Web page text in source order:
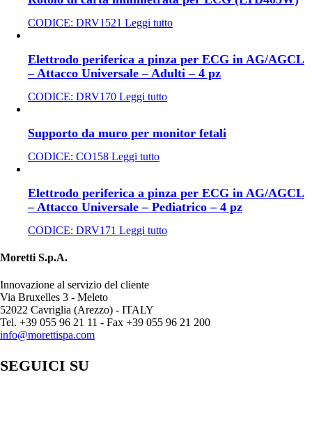
CODICE: DRV1521 Leggi tutto
Elettrodo periferica a pinza per ECG in AG/AGCL
– Attacco Universale – Adulti – 4 pz
CODICE: DRV170 Leggi tutto
Supporto da muro per monitor fetali
CODICE: CO158 Leggi tutto
Elettrodo periferica a pinza per ECG in AG/AGCL
– Attacco Universale – Pediatrico – 4 pz
CODICE: DRV171 Leggi tutto
Moretti S.p.A.
Innovazione al servizio del cliente
Via Bruxelles 3 - Meleto
52022 Cavriglia (Arezzo) - ITALY
Tel. +39 055 96 21 11 - Fax +39 055 96 21 200
info@morettispa.com
SEGUICI SU